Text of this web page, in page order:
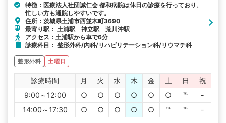
特徴：医療法人社団誠仁会 都和病院は休日の診療を行っており、
忙しい方も通院しやすいです。
住所：茨城県土浦市西並木町3690
最寄り駅： 土浦駅 神立駅 荒川沖駅
アクセス：土浦駅から車で6分
診療科目： 整形外科/内科/リハビリテーション科/リウマチ科
整形外科 土曜日
診療時間 月 火 水 木 金 土 日
祝
9:00～12:00
○ ○ ○ ○ ○ ○ ℡
-
14:00～17:30
○ ○ ○ ○ ○ ℡ ℡ -